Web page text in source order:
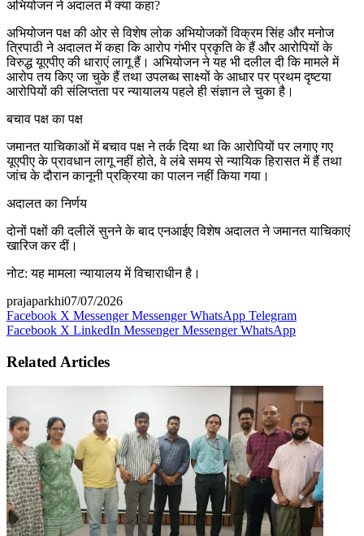
अभियोजन ने अदालत में क्या कहा?
अभियोजन पक्ष की ओर से विशेष लोक अभियोजकों विक्रम सिंह और मनोज
त्रिपाठी ने अदालत में कहा कि आरोप गंभीर प्रकृति के हैं और आरोपियों के
विरुद्ध यूएपीए की धाराएं लागू हैं। अभियोजन ने यह भी दलील दी कि मामले में
आरोप तय किए जा चुके हैं तथा उपलब्ध साक्ष्यों के आधार पर प्रथम दृष्टया
आरोपियों की संलिप्तता पर न्यायालय पहले ही संज्ञान ले चुका है।
बचाव पक्ष का पक्ष
जमानत याचिकाओं में बचाव पक्ष ने तर्क दिया था कि आरोपियों पर लगाए गए
यूएपीए के प्रावधान लागू नहीं होते, वे लंबे समय से न्यायिक हिरासत में हैं तथा
जांच के दौरान कानूनी प्रक्रिया का पालन नहीं किया गया।
अदालत का निर्णय
दोनों पक्षों की दलीलें सुनने के बाद एनआईए विशेष अदालत ने जमानत याचिकाएं
खारिज कर दीं।
नोट: यह मामला न्यायालय में विचाराधीन है।
prajaparkhi07/07/2026
Facebook X Messenger Messenger WhatsApp Telegram
Facebook X LinkedIn Messenger Messenger WhatsApp
Related Articles